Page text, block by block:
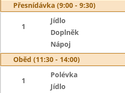
Přesnídávka (9:00 - 9:30)
1
Jídlo
Doplněk
Nápoj
Oběd (11:30 - 14:00)
1
Polévka
Jídlo